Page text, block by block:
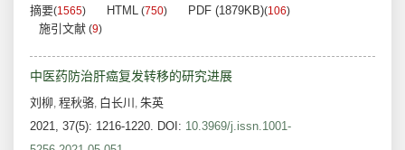
摘要(1565) HTML (750) PDF (1879KB)(106)
施引文献 (9)
中医药防治肝癌复发转移的研究进展
刘柳, 程秋骆, 白长川 , 朱英
2021, 37(5): 1216-1220. DOI: 10.3969/j.issn.1001-